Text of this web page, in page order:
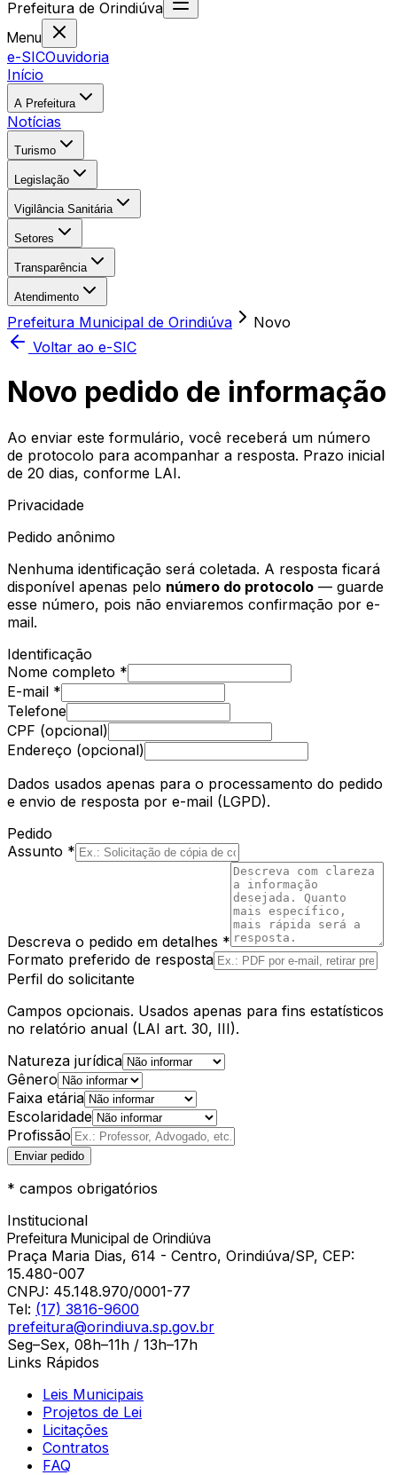
Prefeitura de Orindiúva
Menu
e-SICOuvidoria
Início
A Prefeitura
Notícias
Turismo
Legislação
Vigilância Sanitária
Setores
Transparência
Atendimento
Prefeitura Municipal de Orindiúva
Novo
Voltar ao e-SIC
Novo pedido de informação
Ao enviar este formulário, você receberá um número
de protocolo para acompanhar a resposta. Prazo inicial
de 20 dias, conforme LAI.
Privacidade
Pedido anônimo
Nenhuma identificação será coletada. A resposta ficará
disponível apenas pelo número do protocolo — guarde
esse número, pois não enviaremos confirmação por e-
mail.
Identificação
Nome completo *
E-mail *
Telefone
CPF (opcional)
Endereço (opcional)
Dados usados apenas para o processamento do pedido
e envio de resposta por e-mail (LGPD).
Pedido
Assunto *
Descreva o pedido em detalhes *
Formato preferido de resposta
Perfil do solicitante
Campos opcionais. Usados apenas para fins estatísticos
no relatório anual (LAI art. 30, III).
Natureza jurídica
Gênero
Faixa etária
Escolaridade
Profissão
Enviar pedido
* campos obrigatórios
Institucional
Prefeitura Municipal de Orindiúva
Praça Maria Dias, 614 - Centro, Orindiúva/SP, CEP:
15.480-007
CNPJ: 45.148.970/0001-77
Tel: (17) 3816-9600
prefeitura@orindiuva.sp.gov.br
Seg–Sex, 08h–11h / 13h–17h
Links Rápidos
Leis Municipais
Projetos de Lei
Licitações
Contratos
FAQ